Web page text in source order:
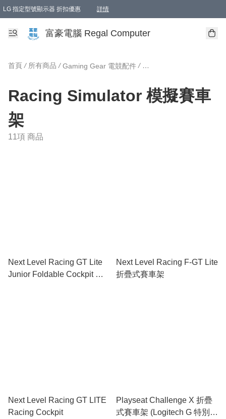
LG 指定型號顯示器 折扣優惠 詳情
富豪電腦 Regal Computer
首頁 / 所有商品 / Gaming Gear 電競配件 / Racing Simulator 模擬賽
Racing Simulator 模擬賽車
架
11項 商品
Next Level Racing GT Lite
Junior Foldable Cockpit 折
Next Level Racing F-GT Lite
折疊式賽車架
Next Level Racing GT LITE
Racing Cockpit
Playseat Challenge X 折疊
式賽車架 (Logitech G 特別